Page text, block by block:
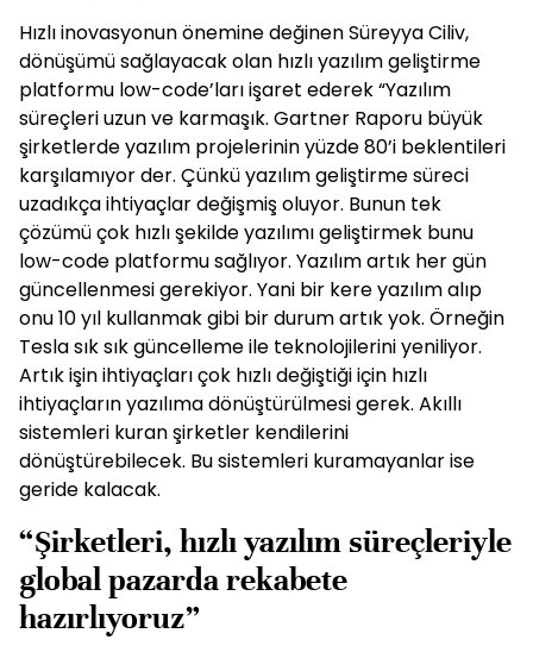
Hızlı inovasyonun önemine değinen Süreyya Ciliv,
dönüşümü sağlayacak olan hızlı yazılım geliştirme
platformu low-code’ları işaret ederek “Yazılım
süreçleri uzun ve karmaşık. Gartner Raporu büyük
şirketlerde yazılım projelerinin yüzde 80’i beklentileri
karşılamıyor der. Çünkü yazılım geliştirme süreci
uzadıkça ihtiyaçlar değişmiş oluyor. Bunun tek
çözümü çok hızlı şekilde yazılımı geliştirmek bunu
low-code platformu sağlıyor. Yazılım artık her gün
güncellenmesi gerekiyor. Yani bir kere yazılım alıp
onu 10 yıl kullanmak gibi bir durum artık yok. Örneğin
Tesla sık sık güncelleme ile teknolojilerini yeniliyor.
Artık işin ihtiyaçları çok hızlı değiştiği için hızlı
ihtiyaçların yazılıma dönüştürülmesi gerek. Akıllı
sistemleri kuran şirketler kendilerini
dönüştürebilecek. Bu sistemleri kuramayanlar ise
geride kalacak.
“Şirketleri, hızlı yazılım süreçleriyle
global pazarda rekabete
hazırlıyoruz”